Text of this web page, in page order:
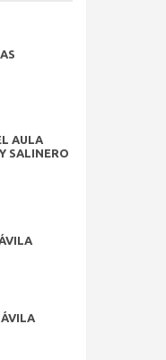
AULA
SALINERO